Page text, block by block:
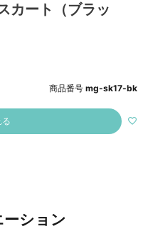
カート（ブラッ
商品番号 mg-sk17-bk
ション